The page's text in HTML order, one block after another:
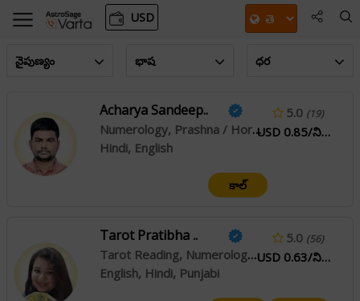
USD
నైపుణ్యం భాష ధర
Acharya Sandeep..
Numerology, Prashna / Horary
Hindi, English
5.0 (19)
USD 0.85/నిమి
కాల్
Tarot Pratibha ..
Tarot Reading, Numerology, Angel Reading
English, Hindi, Punjabi
5.0 (56)
USD 0.63/నిమి